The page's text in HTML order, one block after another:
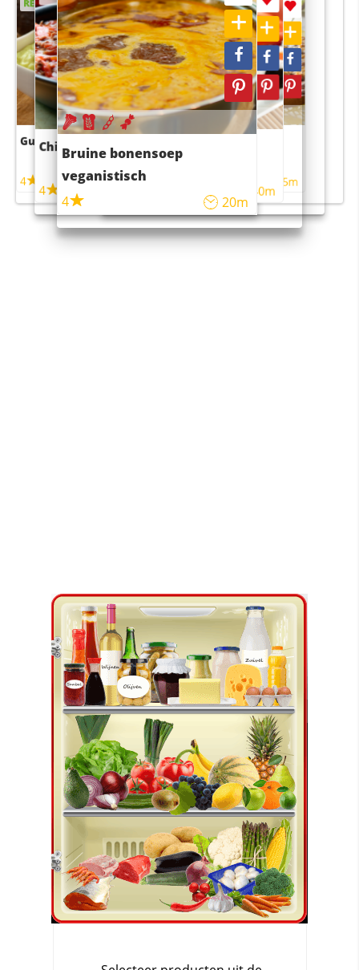
RECEPT
Guacamole
4
Chili con carne
4
Bruine bonensoep
veganistisch
4
20m
Sushi rijstsalade
maaltijdsalade
40m
RECEPT
4 55m